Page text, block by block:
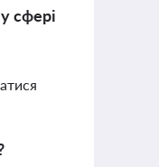
сфері